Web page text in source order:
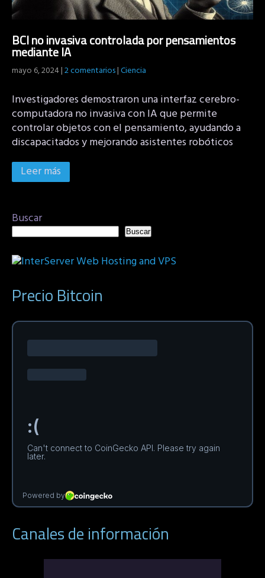
BCI no invasiva controlada por pensamientos
mediante IA
mayo 6, 2024|2 comentarios|Ciencia
Investigadores demostraron una interfaz cerebro-
computadora no invasiva con IA que permite
controlar objetos con el pensamiento, ayudando a
discapacitados y mejorando asistentes robóticos
Leer más
Buscar
Buscar
Precio Bitcoin
Canales de información